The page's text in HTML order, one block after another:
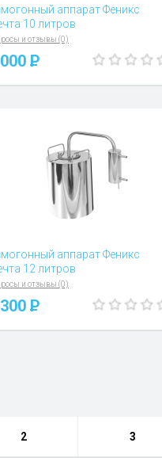
аппарат Феникс
10 литров
и отзывы (0)
P
аппарат Феникс
12 литров
и отзывы (0)
P
2 3